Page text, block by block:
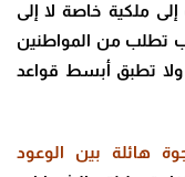
ملكية خاصة لا إلى
تطلب من المواطنين
ولا تطبق أبسط قواعد
هائلة بين الوعود